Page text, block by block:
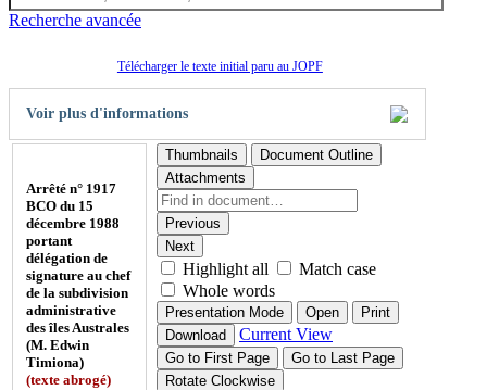
Recherche avancée
Télécharger le texte initial paru au JOPF
Voir plus d'informations
Arrêté n° 1917
BCO du 15
décembre 1988
portant
délégation de
signature au chef
de la subdivision
administrative
des îles Australes
(M. Edwin
Timiona)
(texte abrogé)
Thumbnails
Document Outline
Attachments
Previous
Next
Highlight all
Match case
Whole words
Presentation Mode Open
Print
Download
Current View
Go to First Page
Go to Last Page
Rotate Clockwise